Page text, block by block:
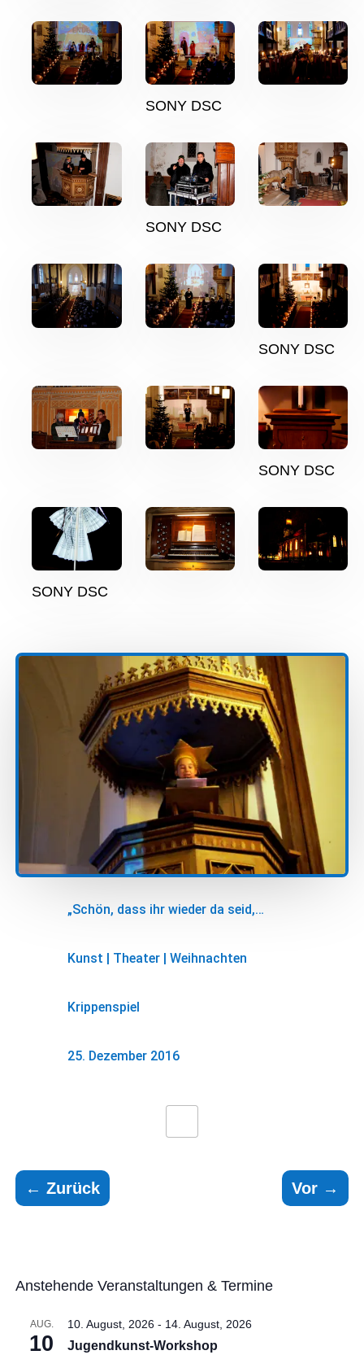
SONY DSC
SONY DSC
SONY DSC
SONY DSC
SONY DSC
„Schön, dass ihr wieder da seid,…
Kunst | Theater| Weihnachten
Krippenspiel
25. Dezember 2016
←Zurück Vor→
Anstehende Veranstaltungen & Termine
AUG.
10
10. August, 2026 - 14. August, 2026
Jugendkunst-Workshop